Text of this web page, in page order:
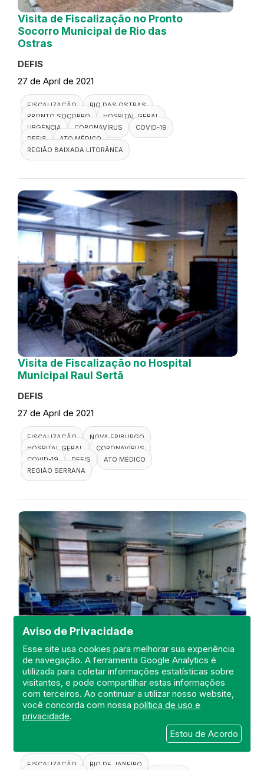
Aviso de Privacidade
Esse site usa cookies para melhorar sua experiência
de navegação. A ferramenta Google Analytics é
utilizada para coletar informações estatísticas sobre
visitantes, e pode compartilhar estas informações
com terceiros. Ao continuar a utilizar nosso website,
você concorda com nossapolítica de uso e
privacidade.
Estou de Acordo
Visita de Fiscalização no Pronto
Socorro Municipal de Rio das
Ostras
DEFIS
27 de April de 2021
FISCALIZAÇÃO
RIO DAS OSTRAS
PRONTO SOCORRO
HOSPITAL GERAL
URGÊNCIA
CORONAVÍRUS
COVID-19
DEFIS
ATO MÉDICO
REGIÃO BAIXADA LITORÂNEA
Visita de Fiscalização no Hospital
Municipal Raul Sertã
DEFIS
27 de April de 2021
FISCALIZAÇÃO
NOVA FRIBURGO
HOSPITAL GERAL
CORONAVÍRUS
COVID-19
DEFIS
ATO MÉDICO
REGIÃO SERRANA
Visita de Fiscalização no Hospital
Estadual Carlos Chagas
DEFIS
FISCALIZAÇÃO RIO DE JANEIRO